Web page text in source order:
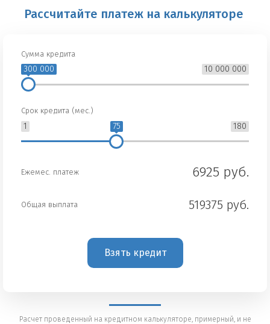
Рассчитайте платеж на калькуляторе
Сумма кредита
10 000 000
300 000
Срок кредита (мес.)
1 180
75
Ежемес. платеж 6925 руб.
Общая выплата 519375 руб.
Взять кредит
Расчет проведенный на кредитном калькуляторе, примерный, и не